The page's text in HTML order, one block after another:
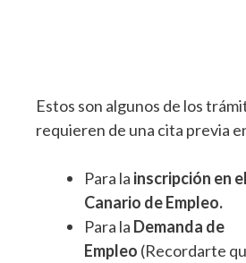
Estos son algunos de los
requieren de una cita previa
Para la inscripción en
Canario de Empleo.
Para la Demanda de
Empleo (Recordarte